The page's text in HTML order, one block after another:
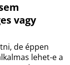
vagy
de éppen
lehet-e a